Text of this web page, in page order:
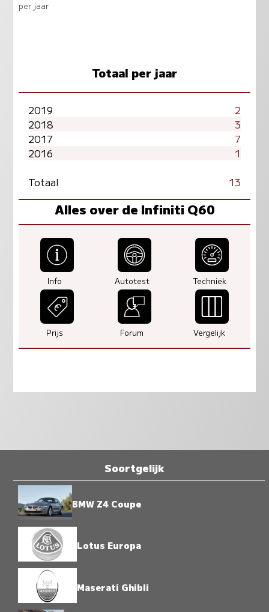
per jaar
Totaal per jaar
2019
2
2018
3
2017
7
2016
1
Totaal
13
Alles over de Infiniti Q60
Info Autotest Techniek
Prijs Forum Vergelijk
Soortgelijk
BMW Z4 Coupe
Lotus Europa
Maserati Ghibli